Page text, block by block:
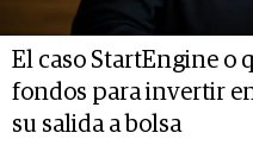
El caso StartEngine o
fondos para invertir
su salida a bolsa